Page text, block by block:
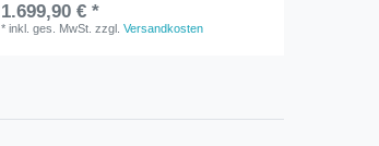
1.699,90 € *
*inkl. ges. MwSt. zzgl.Versandkosten